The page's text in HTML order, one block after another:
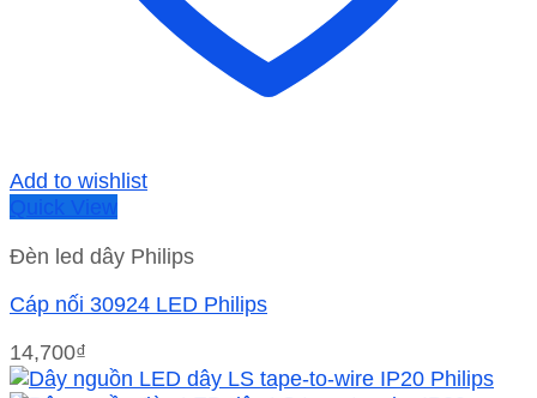
Add to wishlist
Quick View
Đèn led dây Philips
Cáp nối 30924 LED Philips
14,700₫